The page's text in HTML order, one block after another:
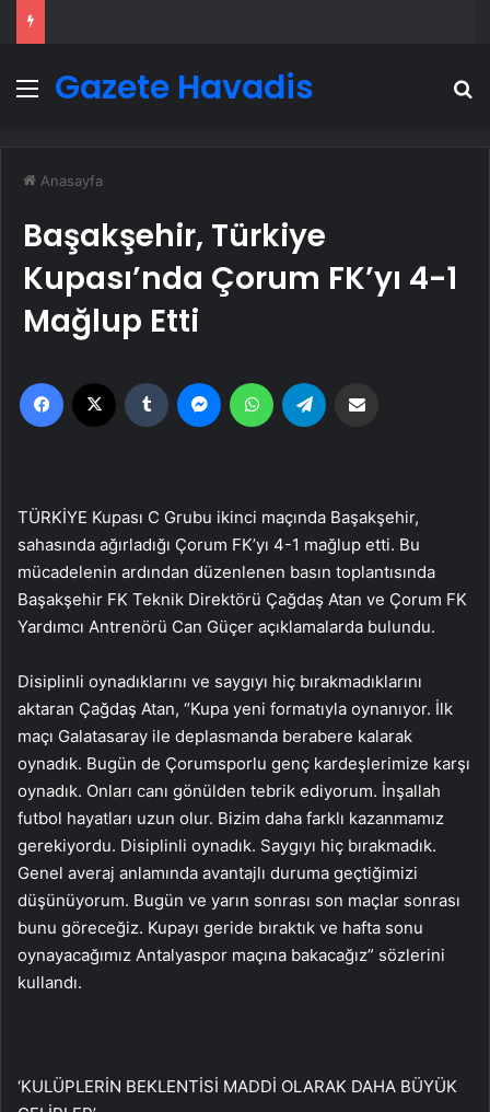
Menü
Gazete Havadis
Anasayfa
Başakşehir, Türkiye
Kupası’nda Çorum FK’yı 4-1
Mağlup Etti
Facebook Tumblr MessengerWhatsApp
TÜRKİYE Kupası C Grubu ikinci maçında Başakşehir,
sahasında ağırladığı Çorum FK’yı 4-1 mağlup etti. Bu
mücadelenin ardından düzenlenen basın toplantısında
Başakşehir FK Teknik Direktörü Çağdaş Atan ve Çorum FK
Yardımcı Antrenörü Can Güçer açıklamalarda bulundu.
Disiplinli oynadıklarını ve saygıyı hiç bırakmadıklarını
aktaran Çağdaş Atan, “Kupa yeni formatıyla oynanıyor. İlk
maçı Galatasaray ile deplasmanda berabere kalarak
oynadık. Bugün de Çorumsporlu genç kardeşlerimize karşı
oynadık. Onları canı gönülden tebrik ediyorum. İnşallah
futbol hayatları uzun olur. Bizim daha farklı kazanmamız
gerekiyordu. Disiplinli oynadık. Saygıyı hiç bırakmadık.
Genel averaj anlamında avantajlı duruma geçtiğimizi
düşünüyorum. Bugün ve yarın sonrası son maçlar sonrası
bunu göreceğiz. Kupayı geride bıraktık ve hafta sonu
oynayacağımız Antalyaspor maçına bakacağız” sözlerini
kullandı.
‘KULÜPLERİN BEKLENTİSİ MADDİ OLARAK DAHA BÜYÜK